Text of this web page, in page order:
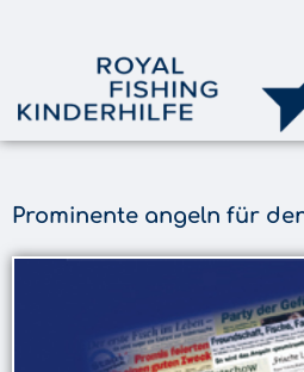
Prominente angeln für